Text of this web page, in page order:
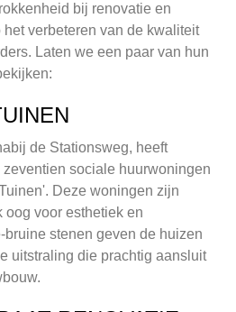
bij renovatie en
verbeteren van de kwaliteit
Laten we een paar van hun
de Stationsweg, heeft
sociale huurwoningen
Deze woningen zijn
oog voor esthetiek en
stenen geven de huizen
uitstraling die prachtig aansluit